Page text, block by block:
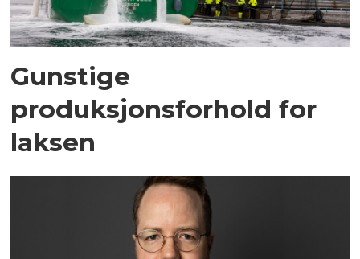
Gunstige
produksjonsforhold for
laksen